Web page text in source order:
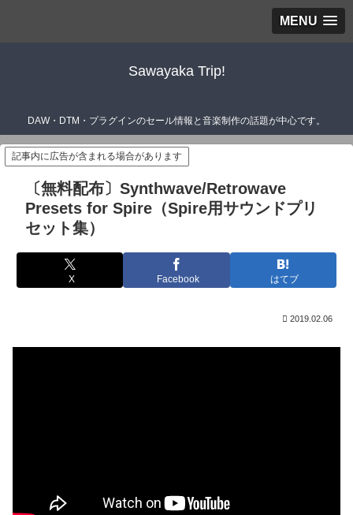
MENU
Sawayaka Trip!
DAW・DTM・プラグインのセール情報と音楽制作の話題が中心です。
記事内に広告が含まれる場合があります
〔無料配布〕Synthwave/Retrowave
Presets for Spire（Spire用サウンドプリ
セット集）
X Facebook はてブ
2019.02.06